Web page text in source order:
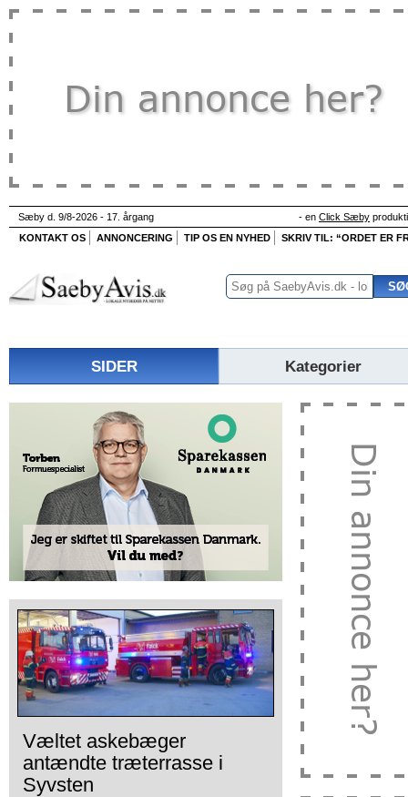
Sæby d. 9/8-2026 - 17. årgang - en Click Sæby
KONTAKT OS
ANNONCERING TIP OS EN NYHED SKRIV TIL: “ORDET ER
SIDER Kategorier
Væltet askebæger
antændte træterrasse i
Syvsten